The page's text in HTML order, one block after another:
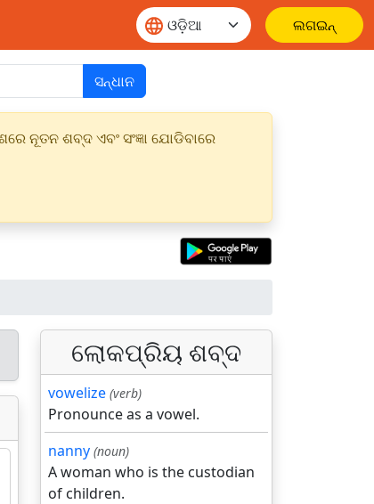
ଲଗଇନ୍
ସନ୍ଧାନ
ନୂତନ ଶବ୍ଦ ଏବଂ ସଂଜ୍ଞା ଯୋଡିବାରେ
ଲୋକପ୍ରିୟ ଶବ୍ଦ
vowelize (verb)
Pronounce as a vowel.
nanny (noun)
A woman who is the custodian
of children.